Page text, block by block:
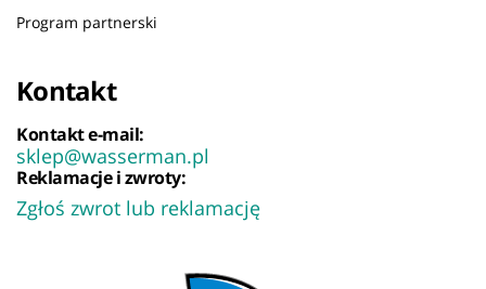
Program partnerski
Kontakt
Kontakt e-mail:
sklep@wasserman.pl
Reklamacje i zwroty:
Zgłoś zwrot lub reklamację